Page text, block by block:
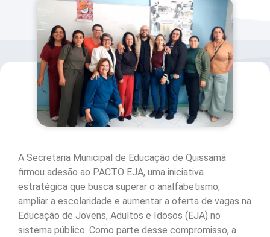
A Secretaria Municipal de Educação de Quissamã
firmou adesão ao PACTO EJA, uma iniciativa
estratégica que busca superar o analfabetismo,
ampliar a escolaridade e aumentar a oferta de vagas na
Educação de Jovens, Adultos e Idosos (EJA) no
sistema público. Como parte desse compromisso, a